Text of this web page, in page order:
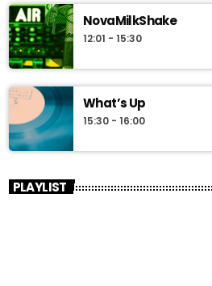
NovaMilkShake
12:01 - 15:30
What’s Up
15:30 - 16:00
PLAYLIST